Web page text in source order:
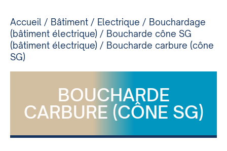
Accueil / Bâtiment / Electrique / Bouchardage
(bâtiment électrique) / Boucharde cône SG
(bâtiment électrique) / Boucharde carbure (cône
SG)
BOUCHARDE
CARBURE (CÔNE SG)